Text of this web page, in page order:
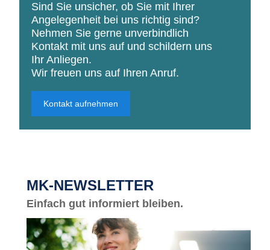
Sind Sie unsicher, ob Sie mit Ihrer
Angelegenheit bei uns richtig sind?
Nehmen Sie gerne unverbindlich
Kontakt mit uns auf und schildern uns
Ihr Anliegen.
Wir freuen uns auf Ihren Anruf.
Kontakt aufnehmen
MK-NEWSLETTER
Einfach gut informiert bleiben.